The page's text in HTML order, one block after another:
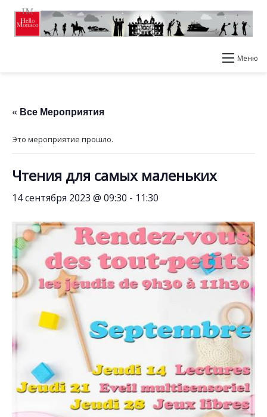
Меню
« Все Мероприятия
Это мероприятие прошло.
Чтения для самых маленьких
14 сентября 2023 @ 09:30 - 11:30